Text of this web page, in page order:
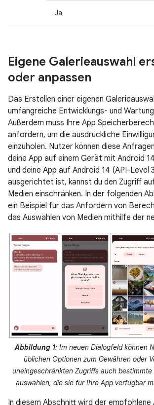
Ja
Eigene Galerieauswahl
oder anpassen
Das Erstellen einer eigenen
umfangreiche Entwicklungs- und
Außerdem muss Ihre App
anfordern, um die ausdrückliche
einzuholen. Nutzer können diese
deine App auf einem Gerät mit Android
und deine App auf Android 14 (API-Level
ausgerichtet ist, kannst du den Zugriff
Medien einschränken. In der folgenden
ein Beispiel für das Anfordern von
das Auswählen von Medien mithilfe der
Abbildung 1: Im neuen Dialogfeld können
üblichen Optionen zum Gewähren oder
uneingeschränkten Zugriffs auch bestimmte
auswählen, die sie für Ihre App verfügbar
In diesem Abschnitt wird der empfohlene